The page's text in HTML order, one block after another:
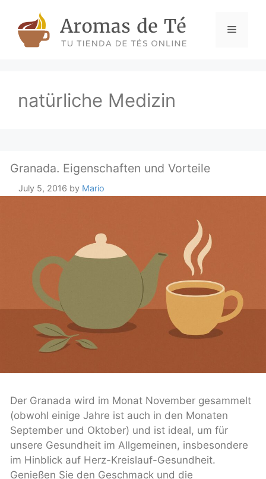
content
Menu
natürliche Medizin
Granada. Eigenschaften und Vorteile
July 5, 2016 by Mario
Der Granada wird im Monat November gesammelt
(obwohl einige Jahre ist auch in den Monaten
September und Oktober) und ist ideal, um für
unsere Gesundheit im Allgemeinen, insbesondere
im Hinblick auf Herz-Kreislauf-Gesundheit.
Genießen Sie den Geschmack und die